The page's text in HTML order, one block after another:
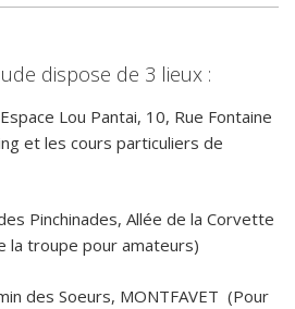
dispose de 3 lieux :
Lou Pantai, 10, Rue Fontaine
et les cours particuliers de
Pinchinades, Allée de la Corvette
la troupe pour amateurs)
des Soeurs, MONTFAVET (Pour